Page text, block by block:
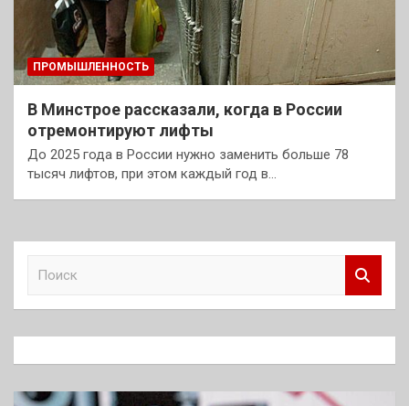
ПРОМЫШЛЕННОСТЬ
В Минстрое рассказали, когда в России
отремонтируют лифты
До 2025 года в России нужно заменить больше 78
тысяч лифтов, при этом каждый год в…
к